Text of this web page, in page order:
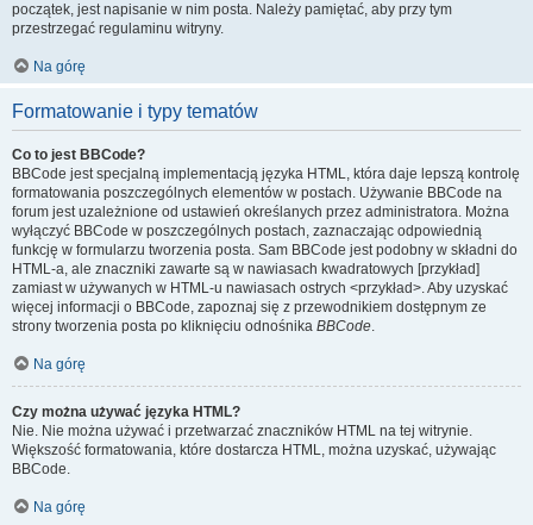
początek, jest napisanie w nim posta. Należy pamiętać, aby przy tym
przestrzegać regulaminu witryny.
Na górę
Formatowanie i typy tematów
Co to jest BBCode?
BBCode jest specjalną implementacją języka HTML, która daje lepszą kontrolę
formatowania poszczególnych elementów w postach. Używanie BBCode na
forum jest uzależnione od ustawień określanych przez administratora. Można
wyłączyć BBCode w poszczególnych postach, zaznaczając odpowiednią
funkcję w formularzu tworzenia posta. Sam BBCode jest podobny w składni do
HTML-a, ale znaczniki zawarte są w nawiasach kwadratowych [przykład]
zamiast w używanych w HTML-u nawiasach ostrych <przykład>. Aby uzyskać
więcej informacji o BBCode, zapoznaj się z przewodnikiem dostępnym ze
strony tworzenia posta po kliknięciu odnośnika BBCode.
Na górę
Czy można używać języka HTML?
Nie. Nie można używać i przetwarzać znaczników HTML na tej witrynie.
Większość formatowania, które dostarcza HTML, można uzyskać, używając
BBCode.
Na górę